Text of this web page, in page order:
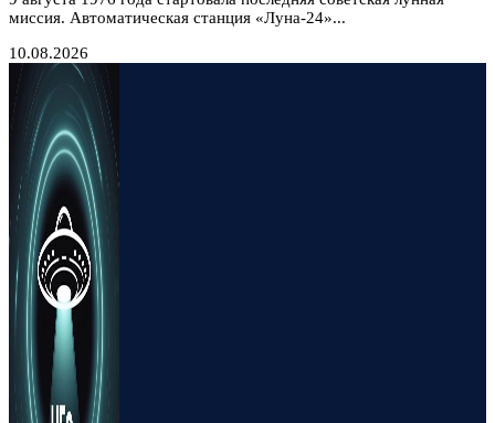
миссия. Автоматическая станция «Луна-24»...
10.08.2026